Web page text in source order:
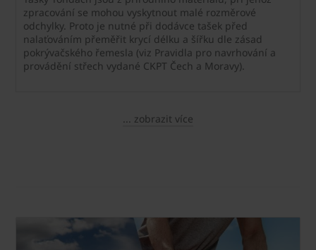
zpracování se mohou vyskytnout malé rozměrové
odchylky. Proto je nutné při dodávce tašek před
nalaťováním přeměřit krycí délku a šířku dle zásad
pokrývačského řemesla (viz Pravidla pro navrhování a
provádění střech vydané CKPT Čech a Moravy).
... zobrazit více